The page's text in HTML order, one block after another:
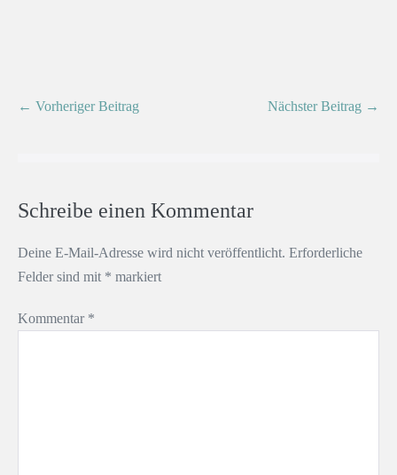
← Vorheriger Beitrag Nächster Beitrag →
Schreibe einen Kommentar
Deine E-Mail-Adresse wird nicht veröffentlicht. Erforderliche
Felder sind mit * markiert
Kommentar *